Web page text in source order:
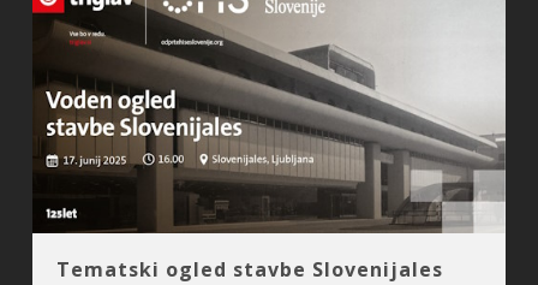
Tematski ogled stavbe Slovenijales